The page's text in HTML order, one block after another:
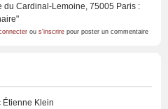
du Cardinal-Lemoine, 75005 Paris :
ous'inscrire pour poster un commentaire
Étienne Klein